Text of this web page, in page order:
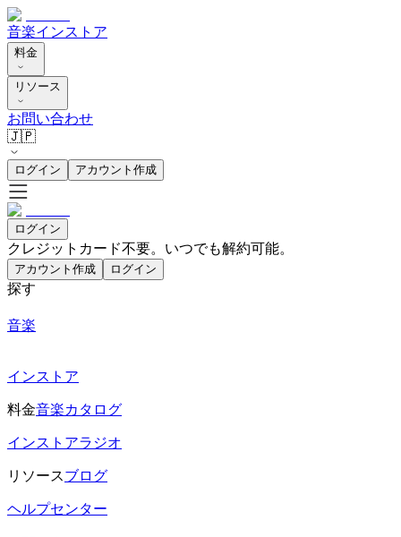
音楽インストア
料金
リソース
お問い合わせ
🇯🇵
ログイン アカウント作成
ログイン
クレジットカード不要。いつでも解約可能。
アカウント作成 ログイン
探す
音楽
インストア
料金音楽カタログ
インストアラジオ
リソースブログ
ヘルプセンター